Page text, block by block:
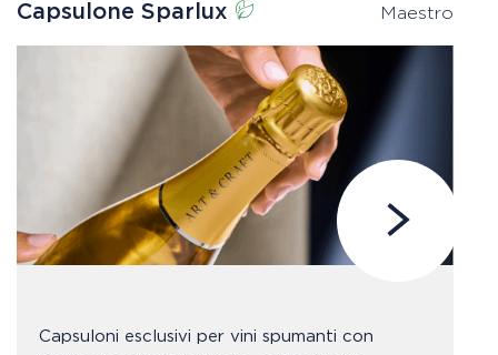
Capsulone Sparlux Maestro
Capsuloni esclusivi per vini spumanti con